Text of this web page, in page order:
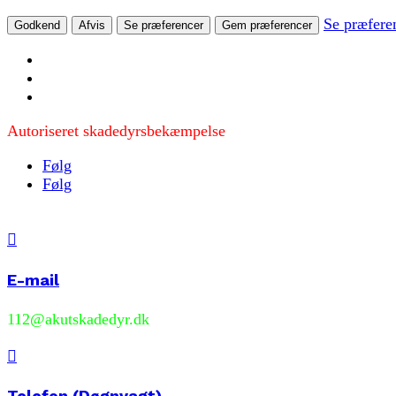
Godkend Afvis Se præferencer Gem præferencer Se
Autoriseret skadedyrsbekæmpelse
Følg
Følg

E-mail
112@akutskadedyr.dk
